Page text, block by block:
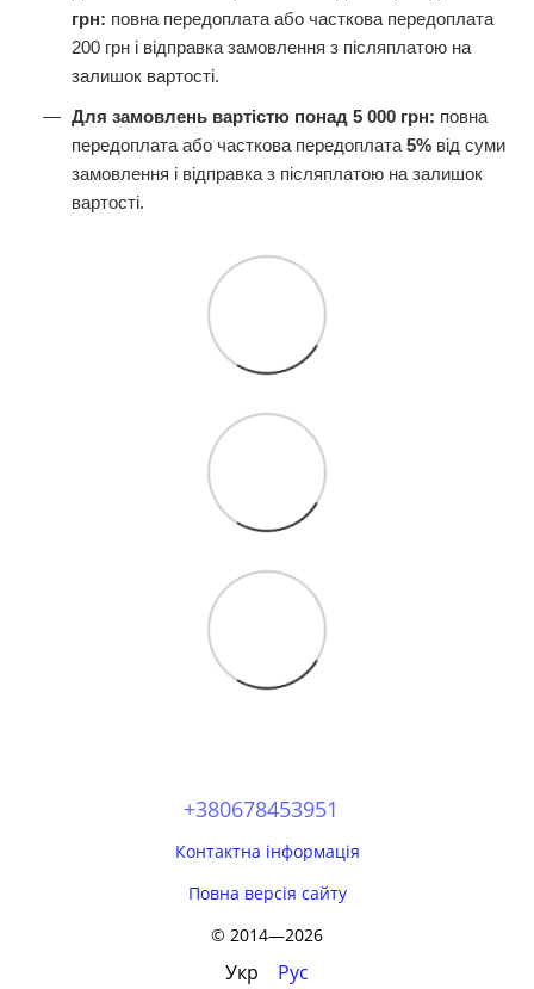
грн: повна передоплата або часткова передоплата
200 грн і відправка замовлення з післяплатою на
залишок вартості.
Для замовлень вартістю понад 5 000 грн: повна
передоплата або часткова передоплата 5% від суми
замовлення і відправка з післяплатою на залишок
вартості.
+380678453951
Контактна інформація
Повна версія сайту
© 2014—2026
Укр Рус